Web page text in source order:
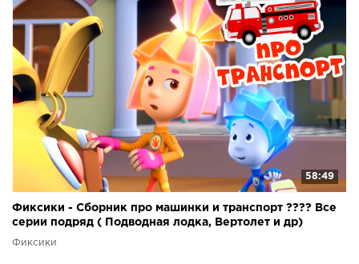
58:49
Фиксики - Сборник про машинки и транспорт ???? Все
серии подряд ( Подводная лодка, Вертолет и др)
Фиксики